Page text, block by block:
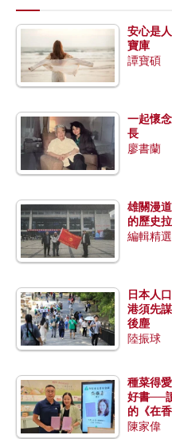
Copy
安心是
寶庫
譚寶碩
一起懷
長
廖書蘭
雄關漫
的歷史
編輯精選
日本人
港須先
後塵
陸振球
種菜得
好書──
的《在
種菜》
陳家偉